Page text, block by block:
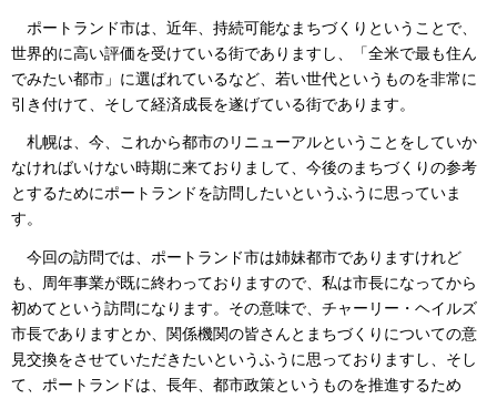
ポートランド市は、近年、持続可能なまちづくりということで、
世界的に高い評価を受けている街でありますし、「全米で最も住ん
でみたい都市」に選ばれているなど、若い世代というものを非常に
引き付けて、そして経済成長を遂げている街であります。
札幌は、今、これから都市のリニューアルということをしていか
なければいけない時期に来ておりまして、今後のまちづくりの参考
とするためにポートランドを訪問したいというふうに思っていま
す。
今回の訪問では、ポートランド市は姉妹都市でありますけれど
も、周年事業が既に終わっておりますので、私は市長になってから
初めてという訪問になります。その意味で、チャーリー・ヘイルズ
市長でありますとか、関係機関の皆さんとまちづくりについての意
見交換をさせていただきたいというふうに思っておりますし、そし
て、ポートランドは、長年、都市政策というものを推進するため